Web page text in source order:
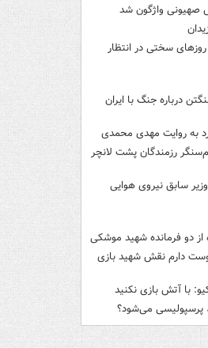
صهیونی واژگون شد
سختی در انتظار
درباره جنگ با ایران
به روایت مهدی محمدی
رزمندگان پشت لانچر
سابق نیروی هوایی
از دو فرمانده شهید موشکی
دارم نقش شهید بازی
با آتش بازی نکنید
پرسپولیسی می‌شود؟